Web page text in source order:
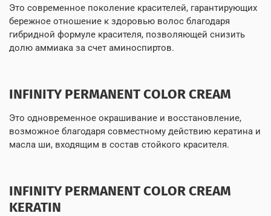
Это современное поколение красителей, гарантирующих
бережное отношение к здоровью волос благодаря
гибридной формуле красителя, позволяющей снизить
долю аммиака за счет аминоспиртов.
INFINITY PERMANENT COLOR CREAM
Это одновременное окрашивание и восстановление,
возможное благодаря совместному действию кератина и
масла ши, входящим в состав стойкого красителя.
INFINITY PERMANENT COLOR CREAM
KERATIN